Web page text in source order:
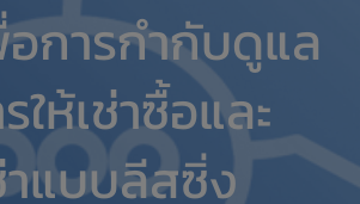
การกำกับดูแล
ให้เช่าซื้อและ
าแบบลีสซิ่ง